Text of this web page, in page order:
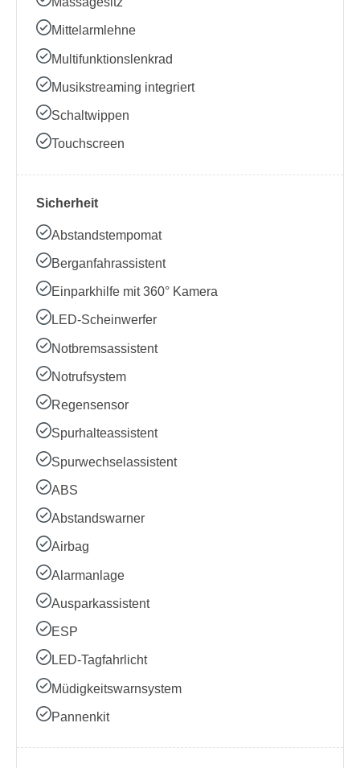
Mittelarmlehne
Multifunktionslenkrad
Musikstreaming integriert
Schaltwippen
Touchscreen
Sicherheit
Abstandstempomat
Berganfahrassistent
Einparkhilfe mit 360° Kamera
LED-Scheinwerfer
Notbremsassistent
Notrufsystem
Regensensor
Spurhalteassistent
Spurwechselassistent
ABS
Abstandswarner
Airbag
Alarmanlage
Ausparkassistent
ESP
LED-Tagfahrlicht
Müdigkeitswarnsystem
Pannenkit